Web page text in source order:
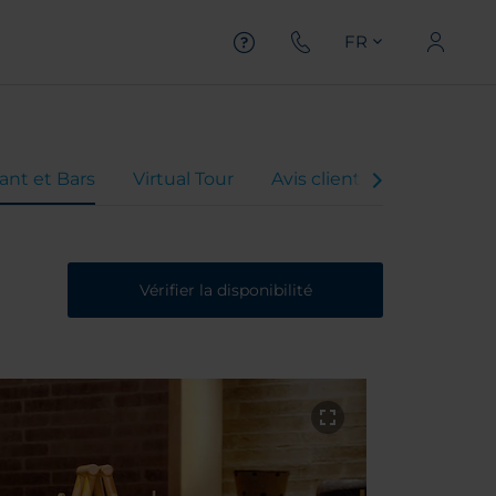
FR
et Bars Virtual Tour Avis client
Vérifier la disponibilité